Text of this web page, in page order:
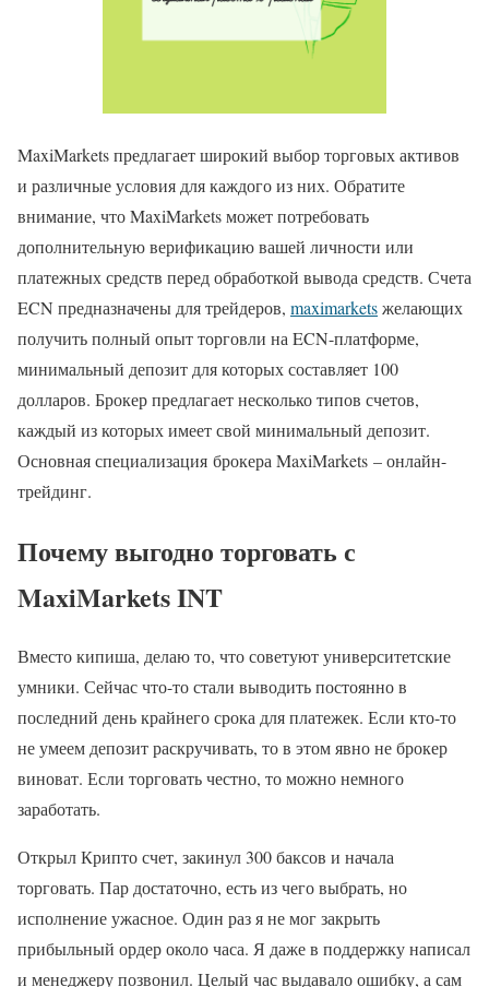
MaxiMarkets предлагает широкий выбор торговых активов
и различные условия для каждого из них. Обратите
внимание, что MaxiMarkets может потребовать
дополнительную верификацию вашей личности или
платежных средств перед обработкой вывода средств. Счета
ECN предназначены для трейдеров, maximarketsжелающих
получить полный опыт торговли на ECN-платформе,
минимальный депозит для которых составляет 100
долларов. Брокер предлагает несколько типов счетов,
каждый из которых имеет свой минимальный депозит.
Основная специализация брокера MaxiMarkets – онлайн-
трейдинг.
Почему выгодно торговать с
MaxiMarkets INT
Вместо кипиша, делаю то, что советуют университетские
умники. Сейчас что-то стали выводить постоянно в
последний день крайнего срока для платежек. Если кто-то
не умеем депозит раскручивать, то в этом явно не брокер
виноват. Если торговать честно, то можно немного
заработать.
Открыл Крипто счет, закинул 300 баксов и начала
торговать. Пар достаточно, есть из чего выбрать, но
исполнение ужасное. Один раз я не мог закрыть
прибыльный ордер около часа. Я даже в поддержку написал
и менеджеру позвонил. Целый час выдавало ошибку, а сам